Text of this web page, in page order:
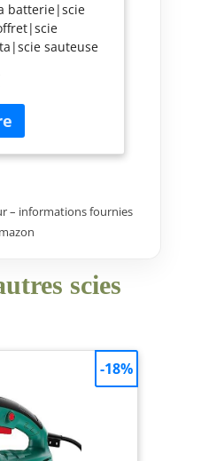
batterie|scie
sauteuse
– informations fournies
scies
-18%